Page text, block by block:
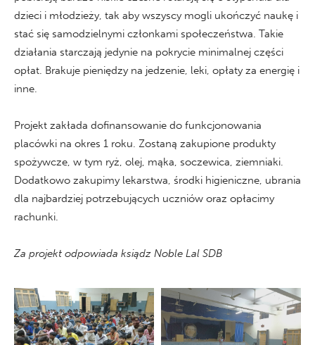
dzieci i młodzieży, tak aby wszyscy mogli ukończyć naukę i
stać się samodzielnymi członkami społeczeństwa. Takie
działania starczają jedynie na pokrycie minimalnej części
opłat. Brakuje pieniędzy na jedzenie, leki, opłaty za energię i
inne.
Projekt zakłada dofinansowanie do funkcjonowania
placówki na okres 1 roku. Zostaną zakupione produkty
spożywcze, w tym ryż, olej, mąka, soczewica, ziemniaki.
Dodatkowo zakupimy lekarstwa, środki higieniczne, ubrania
dla najbardziej potrzebujących uczniów oraz opłacimy
rachunki.
Za projekt odpowiada ksiądz Noble Lal SDB